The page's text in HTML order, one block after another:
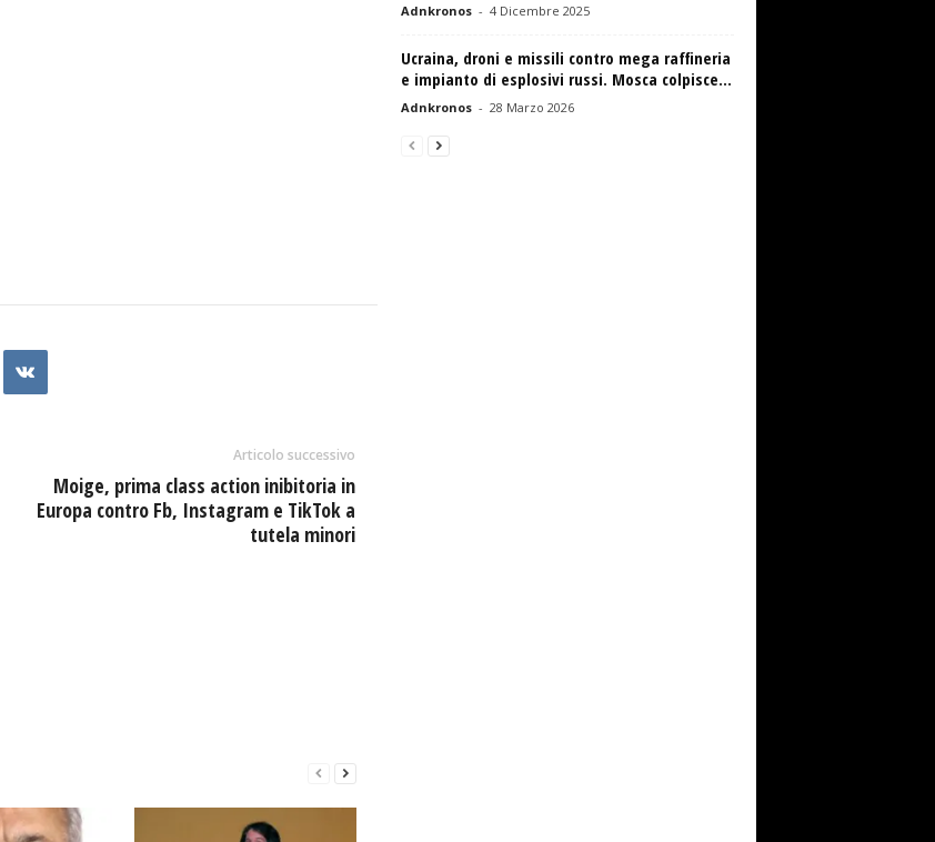
Articolo successivo
Moige, prima class action inibitoria in
Europa contro Fb, Instagram e TikTok a
tutela minori
Adnkronos - 4 Dicembre 2025
Ucraina, droni e missili contro mega raffineria
e impianto di esplosivi russi. Mosca colpisce...
Adnkronos - 28 Marzo 2026